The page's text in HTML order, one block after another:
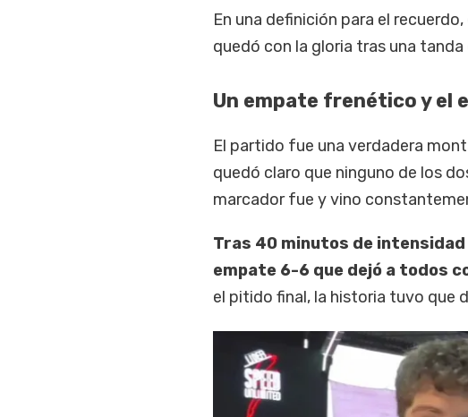
En una definición para el
quedó con la gloria tras una tanda
Un empate frenético y el
El partido fue una verdadera
quedó claro que ninguno de los
marcador fue y vino
Tras 40 minutos de
empate 6-6 que dejó a todos
el pitido final, la historia tuvo que